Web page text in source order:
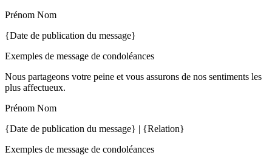
Prénom Nom
{Date de publication du message}
Exemples de message de condoléances
Nous partageons votre peine et vous assurons de nos sentiments les
plus affectueux.
Prénom Nom
{Date de publication du message} | {Relation}
Exemples de message de condoléances